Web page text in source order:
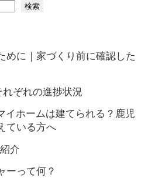
検索
めに｜家づくり前に確認した
ぞれの進捗状況
イホームは建てられる？鹿児
ている方へ
介
ーって何？